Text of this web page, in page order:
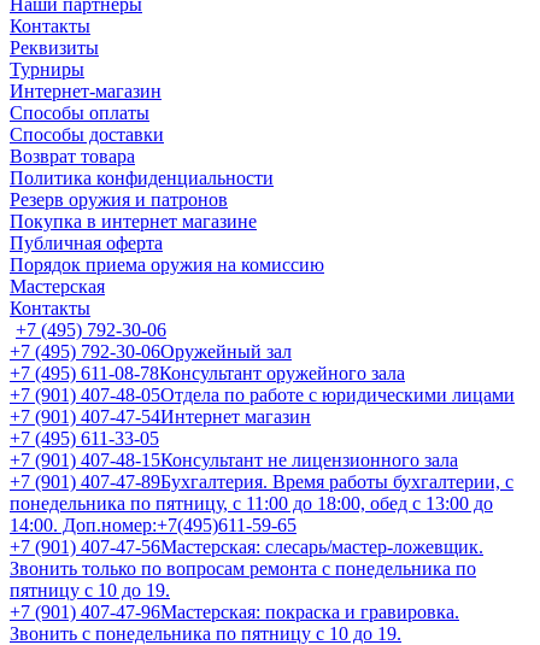
Наши партнеры
Контакты
Реквизиты
Турниры
Интернет-магазин
Способы оплаты
Способы доставки
Возврат товара
Политика конфиденциальности
Резерв оружия и патронов
Покупка в интернет магазине
Публичная оферта
Порядок приема оружия на комиссию
Мастерская
Контакты
+7 (495) 792-30-06
+7 (495) 792-30-06Оружейный зал
+7 (495) 611-08-78Консультант оружейного зала
+7 (901) 407-48-05Отдела по работе с юридическими лицами
+7 (901) 407-47-54Интернет магазин
+7 (495) 611-33-05
+7 (901) 407-48-15Консультант не лицензионного зала
+7 (901) 407-47-89Бухгалтерия. Время работы бухгалтерии, с
понедельника по пятницу, с 11:00 до 18:00, обед с 13:00 до
14:00. Доп.номер:+7(495)611-59-65
+7 (901) 407-47-56Мастерская: слесарь/мастер-ложевщик.
Звонить только по вопросам ремонта с понедельника по
пятницу с 10 до 19.
+7 (901) 407-47-96Мастерская: покраска и гравировка.
Звонить с понедельника по пятницу с 10 до 19.